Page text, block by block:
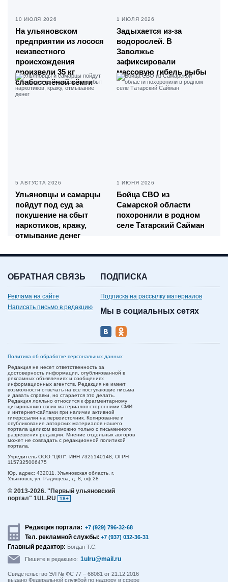
10 ИЮЛЯ 2026
На ульяновском
предприятии из лосося
неизвестного
происхождения
произвели 35 кг
слабосолёной сёмги
1 ИЮЛЯ 2026
Задыхается из-за
водорослей. В
Заволжье
зафиксировали
массовую гибель рыбы
5 АВГУСТА 2026
Ульяновцы и самарцы
пойдут под суд за
покушение на сбыт
наркотиков, кражу,
отмывание денег
1 ИЮНЯ 2026
Бойца СВО из
Самарской области
похоронили в родном
селе Татарский Сайман
ОБРАТНАЯ СВЯЗЬ
Реклама на сайте
Написать письмо в редакцию
ПОДПИСКА
Подписка на рассылку материалов
Мы в социальных сетях
Политика об обработке персональных данных
Редакция не несет ответственность за
достоверность информации, опубликованной в
рекламных объявлениях и сообщениях
информационных агентств. Редакция не имеет
возможности отвечать на все поступающие письма
и давать справки, но старается это делать.
Редакция лояльно относится к фрагментарному
цитированию своих материалов сторонними СМИ
и интернет-сайтами при наличии активной
гиперссылки на первоисточник. Копирование и
опубликование авторских материалов нашего
портала целиком возможно только с письменного
разрешения редакции. Мнение отдельных авторов
может не совпадать с редакционной политикой
портала.
Учредитель ООО "ЦКП". ИНН 7325140148, ОГРН
1157325006475
Юр. адрес: 432011, Ульяновская область, г.
Ульяновск, ул. Радищева, д. 8, оф.28
© 2013-2026. "Первый ульяновский
портал" 1UL.RU
18+
Редакция портала: +7 (929) 796-32-68
Тел. рекламной службы: +7 (937) 032-36-31
Главный редактор: Богдан Т.С.
Пишите в редакцию: 1ulru@mail.ru
Свидетельство ЭЛ № ФС 77 – 68081 от 21.12.2016
выдано Федеральной службой по надзору в сфере